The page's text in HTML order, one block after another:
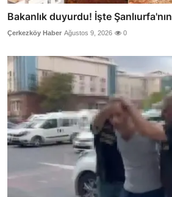
Bakanlık duyurdu! İşte
Çerkezköy Haber Ağustos 9, 2026 0